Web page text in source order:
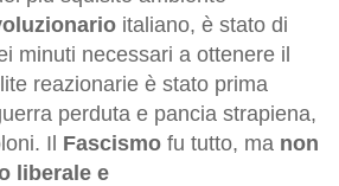
italiano, è stato di
minuti necessari a ottenere il
reazionarie è stato prima
perduta e pancia strapiena,
Il Fascismo fu tutto, ma non
liberale e